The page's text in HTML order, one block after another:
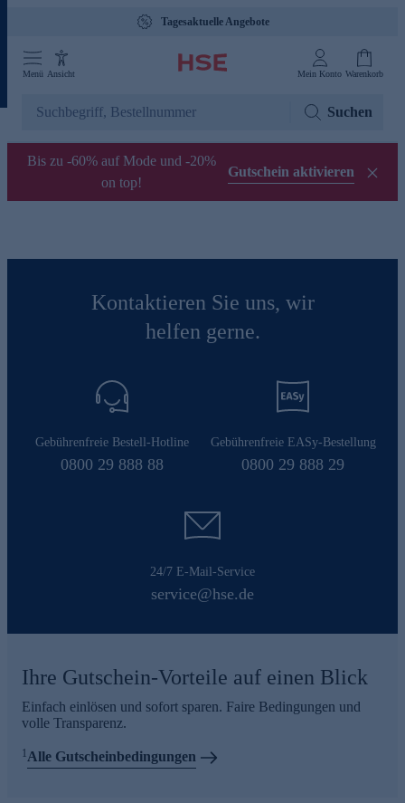
Tagesaktuelle Angebote
Menü Ansicht Mein Konto Warenkorb
Suchen
Bis zu -60% auf Mode und -20%
on top!
Gutschein aktivieren
Kontaktieren Sie uns, wir
helfen gerne.
Gebührenfreie Bestell-Hotline
0800 29 888 88
Gebührenfreie EASy-Bestellung
0800 29 888 29
24/7 E-Mail-Service
service@hse.de
Ihre Gutschein-Vorteile auf einen Blick
Einfach einlösen und sofort sparen. Faire Bedingungen und
volle Transparenz.
1Alle Gutscheinbedingungen